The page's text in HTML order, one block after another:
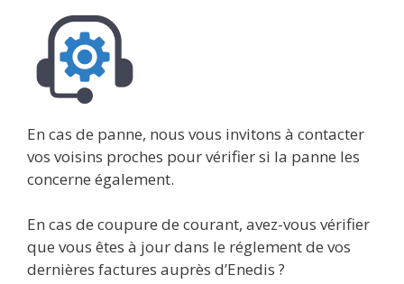
En cas de panne, nous vous invitons à contacter
vos voisins proches pour vérifier si la panne les
concerne également.
En cas de coupure de courant, avez-vous vérifier
que vous êtes à jour dans le réglement de vos
dernières factures auprès d’Enedis ?